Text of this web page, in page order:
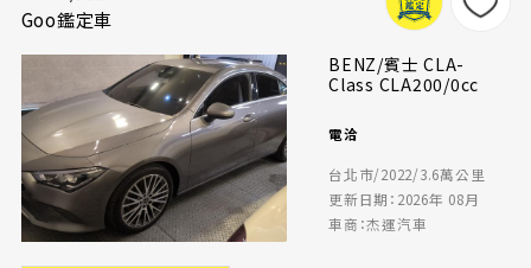
Goo鑑定車
BENZ/賓士 CLA-
Class CLA200/0cc
電洽
台北市/2022/3.6萬公里
更新日期：2026年 08月
車商：杰運汽車